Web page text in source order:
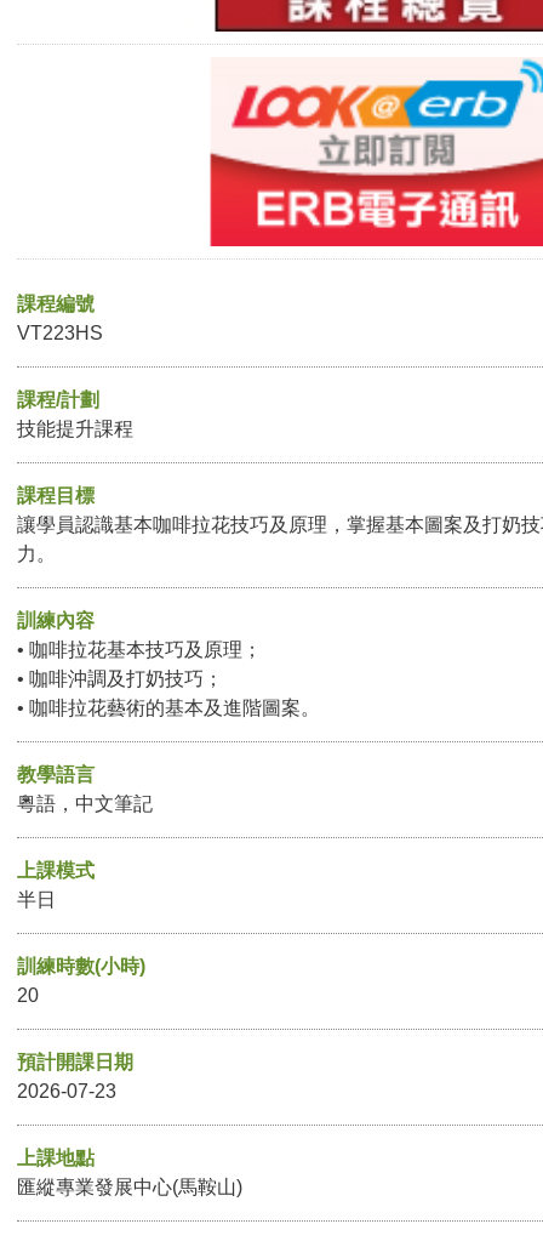
課程編號
VT223HS
課程/計劃
技能提升課程
課程目標
讓學員認識基本咖啡拉花技巧及原理，掌握基本圖案及打奶
力。
訓練內容
• 咖啡拉花基本技巧及原理；
• 咖啡沖調及打奶技巧；
• 咖啡拉花藝術的基本及進階圖案。
教學語言
粵語，中文筆記
上課模式
半日
訓練時數(小時)
20
預計開課日期
2026-07-23
上課地點
匯縱專業發展中心(馬鞍山)